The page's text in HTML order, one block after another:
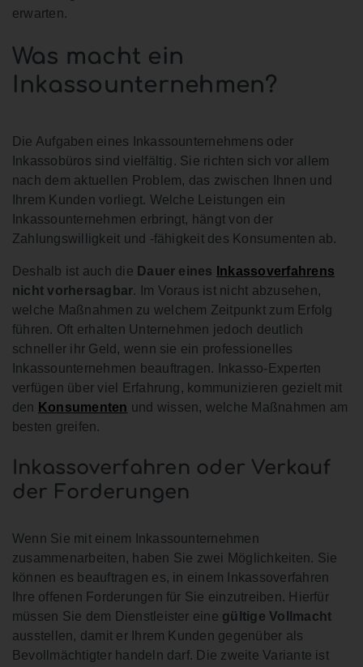
erwarten.
Was macht ein
Inkassounternehmen?
Die Aufgaben eines Inkassounternehmens oder
Inkassobüros sind vielfältig. Sie richten sich vor allem
nach dem aktuellen Problem, das zwischen Ihnen und
Ihrem Kunden vorliegt. Welche Leistungen ein
Inkassounternehmen erbringt, hängt von der
Zahlungswilligkeit und -fähigkeit des Konsumenten ab.
Deshalb ist auch die Dauer eines
Inkassoverfahrens
nicht vorhersagbar. Im Voraus ist nicht abzusehen,
welche Maßnahmen zu welchem Zeitpunkt zum Erfolg
führen. Oft erhalten Unternehmen jedoch deutlich
schneller ihr Geld, wenn sie ein professionelles
Inkassounternehmen beauftragen. Inkasso-Experten
verfügen über viel Erfahrung, kommunizieren gezielt mit
den Konsumenten und wissen, welche Maßnahmen am
besten greifen.
Inkassoverfahren oder Verkauf
der Forderungen
Wenn Sie mit einem Inkassounternehmen
zusammenarbeiten, haben Sie zwei Möglichkeiten. Sie
können es beauftragen es, in einem Inkassoverfahren
Ihre offenen Forderungen für Sie einzutreiben. Hierfür
müssen Sie dem Dienstleister eine gültige Vollmacht
ausstellen, damit er Ihrem Kunden gegenüber als
Bevollmächtigter handeln darf. Die zweite Variante ist